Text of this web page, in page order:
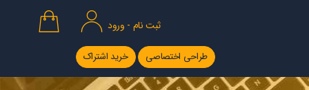
ثبت نام - ورود
طراحی اختصاصی خرید اشتراک